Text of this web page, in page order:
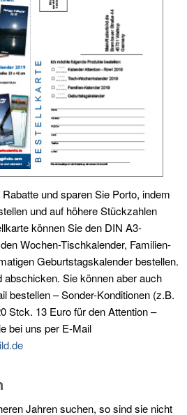
und sparen Sie Porto, indem
und auf höhere Stückzahlen
können Sie den DIN A3-
Wochen-Tischkalender, Familien-
Geburtstagskalender bestellen.
Sie können aber auch
bestellen – Sonder-Konditionen (z.B.
Stck. 13 Euro für den Attention –
bei uns per E-Mail
Jahren suchen, so sind sie nicht